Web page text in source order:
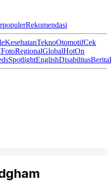
Rekomendasi
KesehatanTeknoOtomotifCek
FotoRegionalGlobalHotOn
SpotlightEnglishDisabilitasBerita